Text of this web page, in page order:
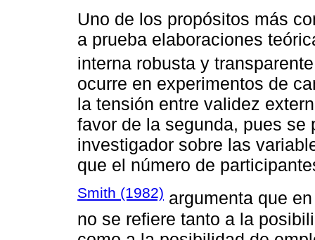
Uno de los propósitos más
a prueba elaboraciones
interna robusta y
ocurre en experimentos de
la tensión entre validez
favor de la segunda, pues
investigador sobre las
que el número de
Smith (1982) argumenta que
no se refiere tanto a la